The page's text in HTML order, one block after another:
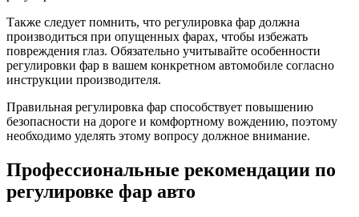
Также следует помнить, что регулировка фар должна
производиться при опущенных фарах, чтобы избежать
повреждения глаз. Обязательно учитывайте особенности
регулировки фар в вашем конкретном автомобиле согласно
инструкции производителя.
Правильная регулировка фар способствует повышению
безопасности на дороге и комфортному вождению, поэтому
необходимо уделять этому вопросу должное внимание.
Профессиональные рекомендации по
регулировке фар авто